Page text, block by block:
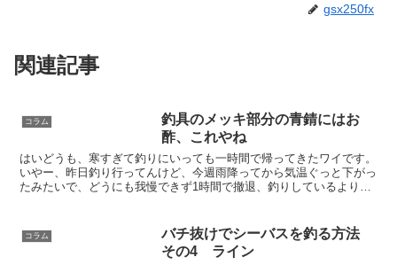
gsx250fx
関連記事
コラム
釣具のメッキ部分の青錆にはお
酢、これやね
はいどうも、寒すぎて釣りにいっても一時間で帰ってきたワイです。
いやー、昨日釣り行ってんけど、今週雨降ってから気温ぐっと下がっ
たみたいで、どうにも我慢できず1時間で撤退、釣りしているより移
コラム
バチ抜けでシーバスを釣る方法
その4 ライン